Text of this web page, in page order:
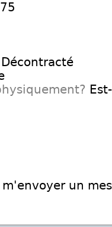
Décontracté
un